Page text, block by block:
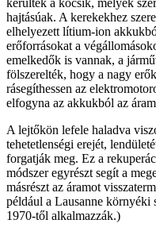
kerültek a kocsik, melyek
hajtásúak. A kerekekhez
elhelyezett lítium-ion
erőforrásokat a
emelkedők is vannak, a
fölszerelték, hogy a nagy
rásegíthessen az
elfogyna az akkukból az
A lejtőkön lefele haladva
tehetetlenségi erejét,
forgatják meg. Ez a
módszer egyrészt segít a
másrészt az áramot
például a Lausanne
1970-től alkalmazzák.)